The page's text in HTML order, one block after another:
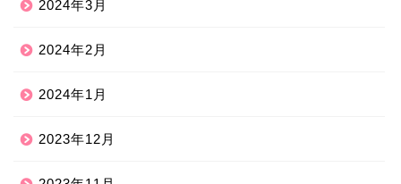
2024年3月
2024年2月
2024年1月
2023年12月